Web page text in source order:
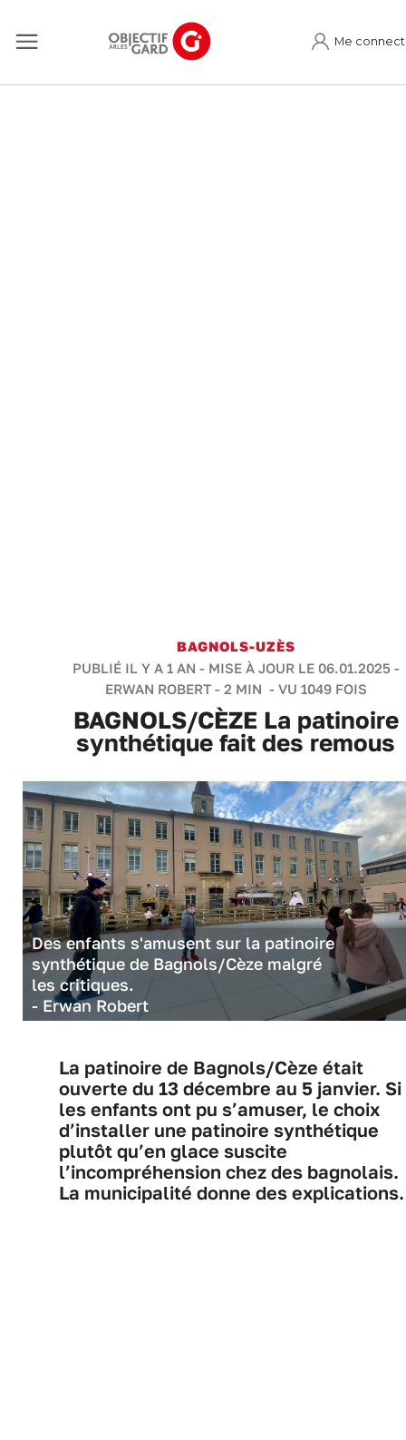
Me
BAGNOLS-UZÈS
PUBLIÉ IL Y A 1 AN - MISE À JOUR LE 06.01.2025 -
ERWAN ROBERT- 2 MIN - VU 1049 FOIS
BAGNOLS/CÈZE La patinoire
synthétique fait des remous
Des enfants s'amusent sur la patinoire
synthétique de Bagnols/Cèze malgré
les critiques.
- Erwan Robert
La patinoire de Bagnols/Cèze était
ouverte du 13 décembre au 5 janvier. Si
les enfants ont pu s’amuser, le choix
d’installer une patinoire synthétique
plutôt qu’en glace suscite
l’incompréhension chez des bagnolais.
La municipalité donne des